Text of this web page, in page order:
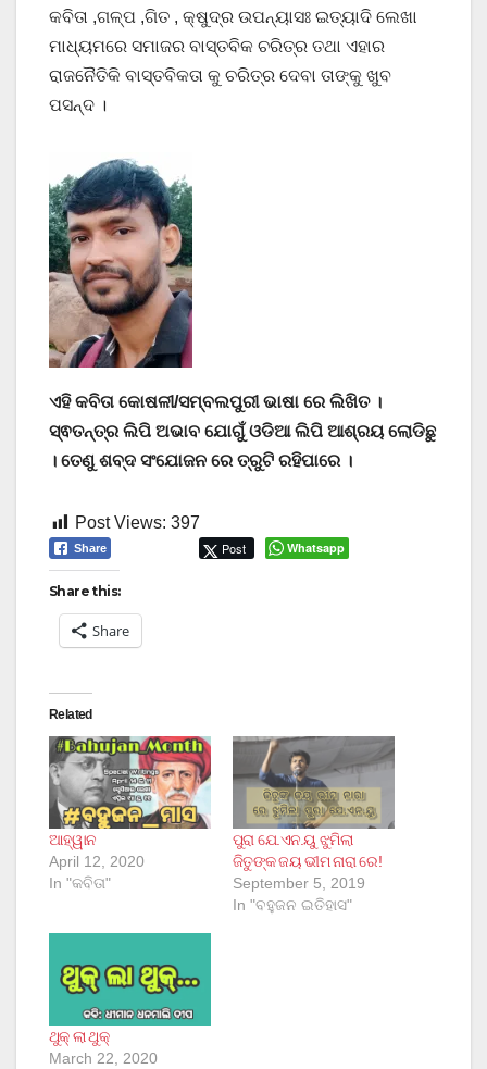
କବିତା ,ଗଳ୍ପ ,ଗିତ , କ୍ଷୁଦ୍ର ଉପନ୍ୟାସଃ ଇତ୍ୟାଦି ଲେଖା
ମାଧ୍ୟମରେ ସମାଜର ବାସ୍ତବିକ ଚରିତ୍ର ତଥା ଏହାର
ରାଜନୈତିକି ବାସ୍ତବିକତା କୁ ଚରିତ୍ର ଦେବା ତାଙ୍କୁ ଖୁବ
ପସନ୍ଦ ।
ଏହି କବିତା କୋଷଳୀ/ସମ୍ବଲପୁରୀ ଭାଷା ରେ ଲିଖିତ ।
ସ୍ଵତନ୍ତ୍ର ଲିପି ଅଭାବ ଯୋଗୁଁ ଓଡିଆ ଲିପି ଆଶ୍ରୟ ଲୋଡିଛୁ
। ତେଣୁ ଶବ୍ଦ ସଂଯୋଜନ ରେ ତ୍ରୁଟି ରହିପାରେ ।
Post Views: 397
Share Post Whatsapp
Share this:
Share
Related
ଆହ୍ୱାନ
April 12, 2020
In "କବିତା"
ପୁରା ଯେ.ଏନ.ୟୁ ଝୁମିଲା
ଜିତୁଙ୍କ ଜୟ ଭୀମ ନାରା ରେ!
September 5, 2019
In "ବହୁଜନ ଇତିହାସ"
ଥୁକ୍ ଲା ଥୁକ୍
March 22, 2020